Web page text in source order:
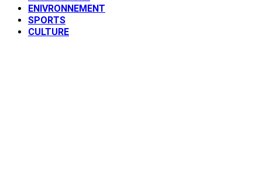
ENIVRONNEMENT
SPORTS
CULTURE